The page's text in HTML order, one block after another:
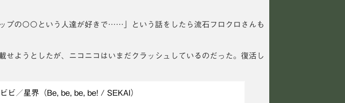
プの〇〇という人達が好きで……」という話をしたら流石フロクロさんも
せようとしたが、ニコニコはいまだクラッシュしているのだった。復活し
ビ／星界（Be, be, be, be! / SEKAI）